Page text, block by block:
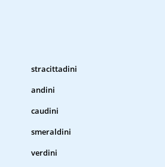
stracittadini
andini
caudini
smeraldini
verdini